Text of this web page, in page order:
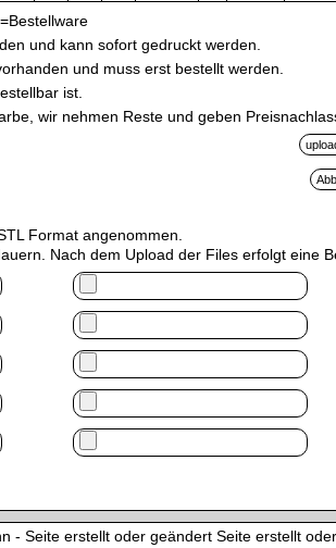
und kann sofort gedruckt werden.
und muss erst bestellt werden.
ist.
wir nehmen Reste und geben
Format angenommen.
Nach dem Upload der Files erfolgt eine
- Seite erstellt oder geändert Seite erstellt